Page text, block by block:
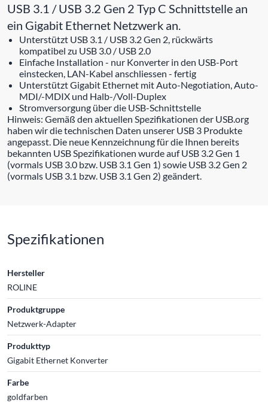
USB 3.1 / USB 3.2 Gen 2 Typ C Schnittstelle an
ein Gigabit Ethernet Netzwerk an.
Unterstützt USB 3.1 / USB 3.2 Gen 2, rückwärts
kompatibel zu USB 3.0 / USB 2.0
Einfache Installation - nur Konverter in den USB-Port
einstecken, LAN-Kabel anschliessen - fertig
Unterstützt Gigabit Ethernet mit Auto-Negotiation, Auto-
MDI/-MDIX und Halb-/Voll-Duplex
Stromversorgung über die USB-Schnittstelle
Hinweis: Gemäß den aktuellen Spezifikationen der USB.org
haben wir die technischen Daten unserer USB 3 Produkte
angepasst. Die neue Kennzeichnung für die Ihnen bereits
bekannten USB Spezifikationen wurde auf USB 3.2 Gen 1
(vormals USB 3.0 bzw. USB 3.1 Gen 1) sowie USB 3.2 Gen 2
(vormals USB 3.1 bzw. USB 3.1 Gen 2) geändert.
Spezifikationen
Hersteller
ROLINE
Produktgruppe
Netzwerk-Adapter
Produkttyp
Gigabit Ethernet Konverter
Farbe
goldfarben